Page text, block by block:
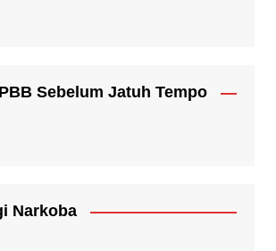
Sebelum Jatuh Tempo
Narkoba